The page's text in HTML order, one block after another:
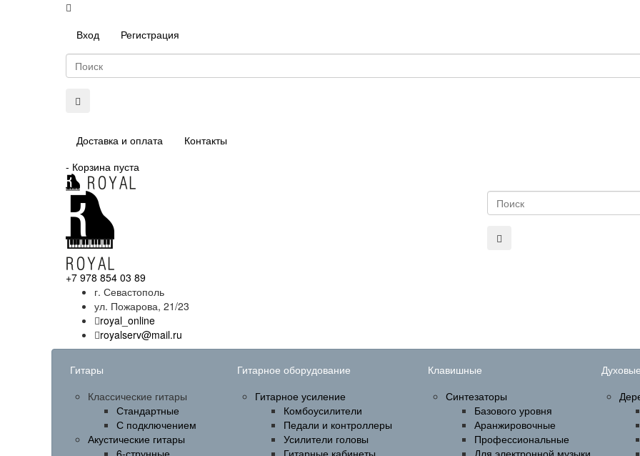
Вход Регистрация
Доставка и оплата
Контакты
- Корзина пуста
+7 978 854 03 89
г. Севастополь
ул. Пожарова, 21/23
royal_online
royalserv@mail.ru
Гитары
Классические гитары
Стандартные
С подключением
Акустические гитары
Гитарное оборудование
Гитарное усиление
Комбоусилители
Педали и контроллеры
Усилители головы
Клавишные
Синтезаторы
Базового уровня
Аранжировочные
Профессиональные
Духовые